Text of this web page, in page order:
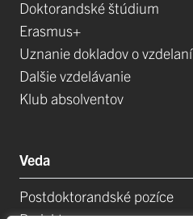
Doktorandské štúdium
Erasmus+
Uznanie dokladov o vzdelaní
Dalšie vzdelávanie
Klub absolventov
Veda
Postdoktorandské pozíce